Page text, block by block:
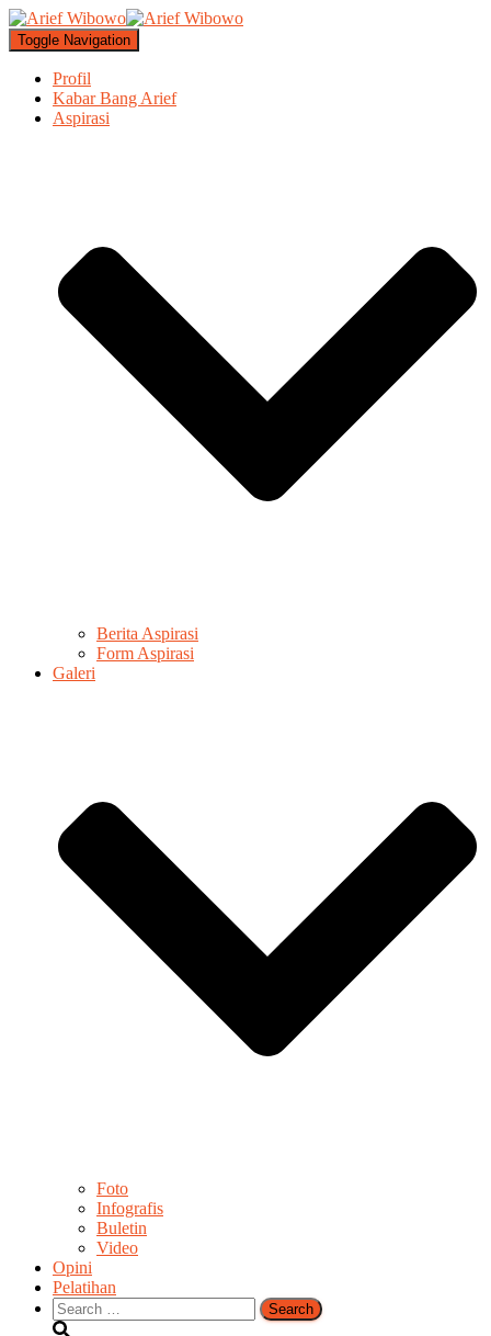
Toggle Navigation
Profil
Kabar Bang Arief
Aspirasi
Berita Aspirasi
Form Aspirasi
Galeri
Foto
Infografis
Buletin
Video
Opini
Pelatihan
Search
for: